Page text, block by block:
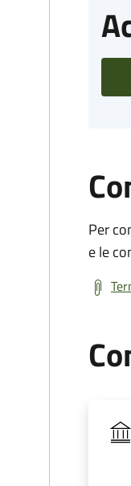
Per
e le